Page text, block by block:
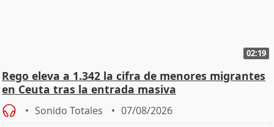
02:19
Rego eleva a 1.342 la cifra de menores migrantes
en Ceuta tras la entrada masiva
Sonido Totales 07/08/2026